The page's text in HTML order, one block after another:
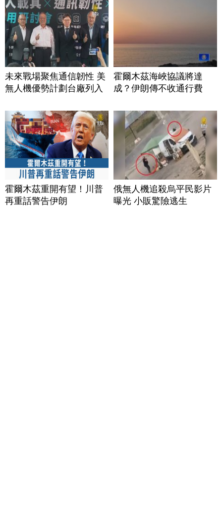
未來戰場聚焦通信韌性 美
無人機優勢計劃台廠列入
霍爾木茲海峽協議將達
成？伊朗傳不收通行費
霍爾木茲重開有望！川普
再重話警告伊朗
俄無人機追殺烏平民影片
曝光 小販驚險逃生